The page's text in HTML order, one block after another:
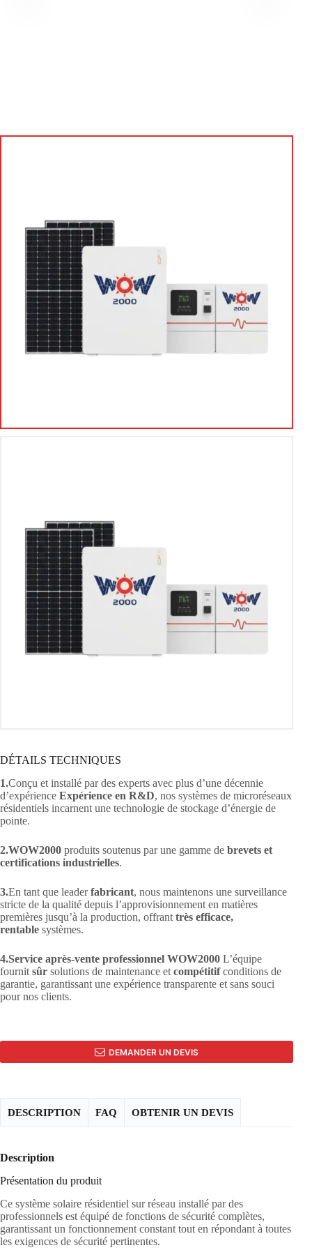
DÉTAILS TECHNIQUES
1.Conçu et installé par des experts avec plus d’une décennie
d’expérience Expérience en R&D, nos systèmes de microréseaux
résidentiels incarnent une technologie de stockage d’énergie de
pointe.
2.WOW2000 produits soutenus par une gamme de brevets et
certifications industrielles.
3.En tant que leaderfabricant, nous maintenons une surveillance
stricte de la qualité depuis l’approvisionnement en matières
premières jusqu’à la production, offrant très efficace,
rentable systèmes.
4.Service après-vente professionnel WOW2000 L’équipe
fournit sûr solutions de maintenance et compétitifconditions de
garantie, garantissant une expérience transparente et sans souci
pour nos clients.
DEMANDER UN DEVIS
DESCRIPTION FAQ OBTENIR UN DEVIS
Description
Présentation du produit
Ce système solaire résidentiel sur réseau installé par des
professionnels est équipé de fonctions de sécurité complètes,
garantissant un fonctionnement constant tout en répondant à toutes
les exigences de sécurité pertinentes.